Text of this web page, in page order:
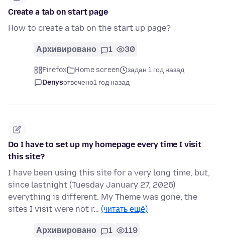
Create a tab on start page
How to create a tab on the start up page?
Архивировано 1 30
Firefox Home screen
задан 1 год назад
Denysотвечено1 год назад
Do I have to set up my homepage every time I visit
this site?
I have been using this site for a very long time, but,
since lastnight (Tuesday January 27, 2026)
everything is different. My Theme was gone, the
sites I visit were not r… (читать ещё)
Архивировано 1 119